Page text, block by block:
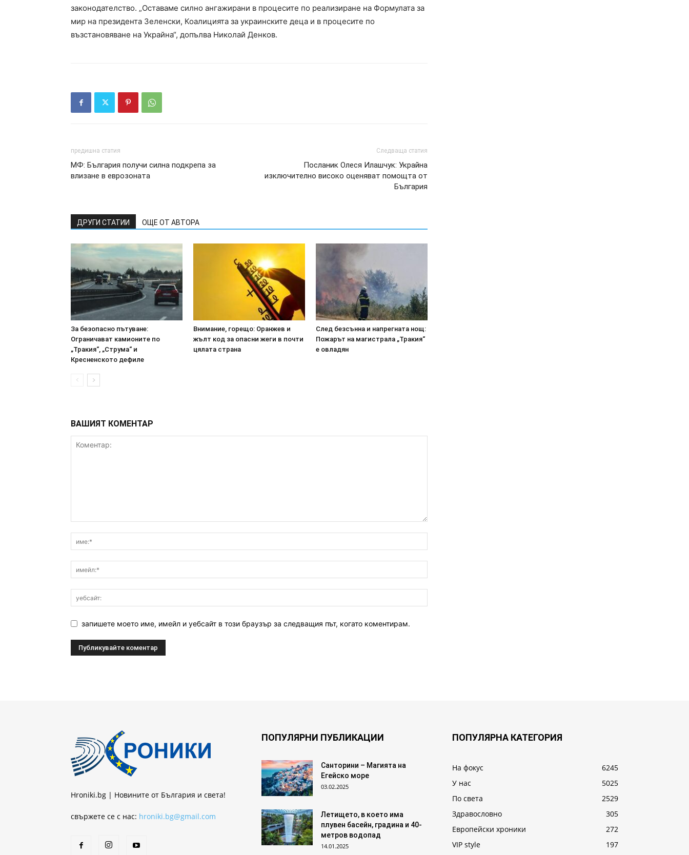
законодателство. „Оставаме силно ангажирани в процесите по реализиране на Формулата за
мир на президента Зеленски, Коалицията за украинските деца и в процесите по
възстановяване на Украйна“, допълва Николай Денков.
предишна статия
МФ: България получи силна подкрепа за
влизане в еврозоната
Следваща статия
Посланик Олеся Илашчук: Украйна
изключително високо оценяват помощта от
България
ДРУГИ СТАТИИ ОЩЕ ОТ АВТОРА
За безопасно пътуване:
Ограничават камионите по
„Тракия“, „Струма“ и
Кресненското дефиле
Внимание, горещо: Оранжев и
жълт код за опасни жеги в почти
цялата страна
След безсънна и напрегната нощ:
Пожарът на магистрала „Тракия“
е овладян
ВАШИЯТ КОМЕНТАР
запишете моето име, имейл и уебсайт в този браузър за следващия път, когато коментирам.
Hroniki.bg | Новините от България и света!
свържете се с нас: hroniki.bg@gmail.com
ПОПУЛЯРНИ ПУБЛИКАЦИИ
Санторини – Магията на
Егейско море
03.02.2025
Летището, в което има
плувен басейн, градина и 40-
метров водопад
14.01.2025
ПОПУЛЯРНА КАТЕГОРИЯ
На фокус
6245
У нас
5025
По света
2529
Здравословно
305
Европейски хроники
272
VIP style
197